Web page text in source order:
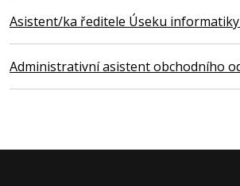
Asistent/ka ředitele Úseku
Administrativní asistent obchodního